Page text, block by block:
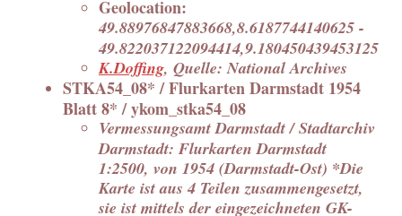
Geolocation:
49.88976847883668,8.6187744140625 -
49.822037122094414,9.180450439453125
K.Doffing, Quelle: National Archives
STKA54_08* / Flurkarten Darmstadt 1954
Blatt 8* / ykom_stka54_08
Vermessungsamt Darmstadt / Stadtarchiv
Darmstadt: Flurkarten Darmstadt
1:2500, von 1954 (Darmstadt-Ost) *Die
Karte ist aus 4 Teilen zusammengesetzt,
sie ist mittels der eingezeichneten GK-